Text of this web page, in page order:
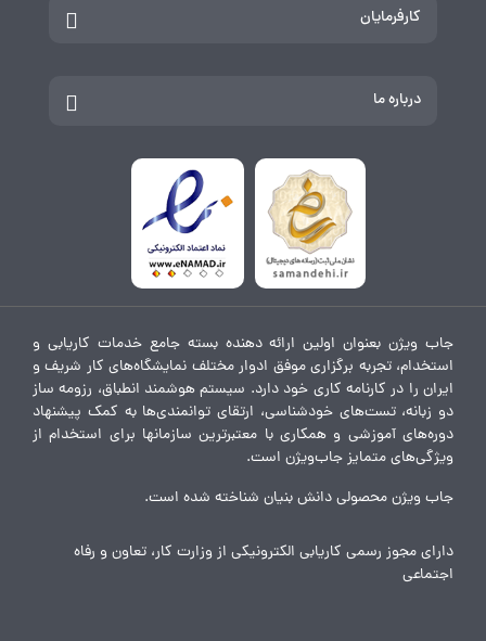
کارفرمایان
درباره ما
جاب ویژن بعنوان اولین ارائه دهنده بسته جامع خدمات کاریابی و
استخدام، تجربه برگزاری موفق ادوار مختلف نمایشگاه‌های کار شریف و
ایران را در کارنامه کاری خود دارد. سیستم هوشمند انطباق، رزومه ساز
دو زبانه، تست‌های خودشناسی، ارتقای توانمندی‌ها به کمک پیشنهاد
دوره‌های آموزشی و همکاری با معتبرترین سازمانها برای استخدام از
ویژگی‌های متمایز جاب‌ویژن است.
جاب ویژن محصولی دانش بنیان شناخته شده است.
دارای مجوز رسمی کاریابی الکترونیکی از وزارت کار، تعاون و رفاه
اجتماعی